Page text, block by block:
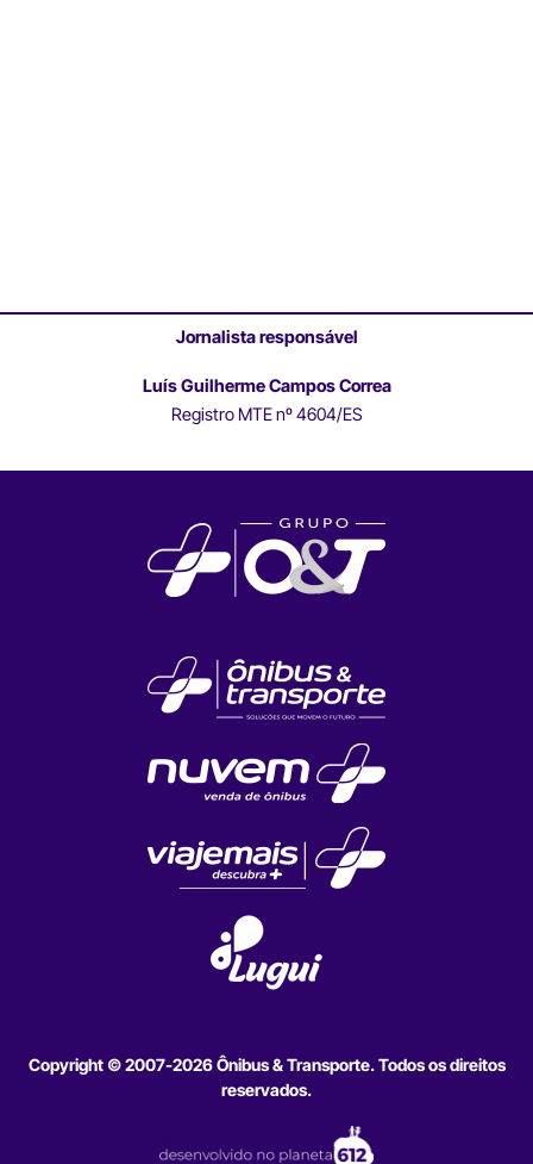
Jornalista responsável
Luís Guilherme Campos Correa
Registro MTE nº 4604/ES
Copyright © 2007-2026 Ônibus & Transporte. Todos os direitos
reservados.